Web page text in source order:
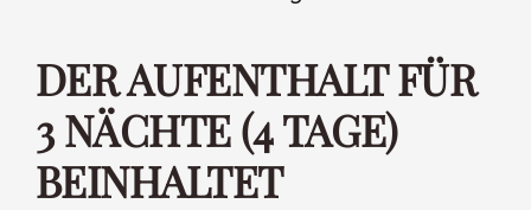
DER AUFENTHALT FÜR
3 NÄCHTE (4 TAGE)
BEINHALTET